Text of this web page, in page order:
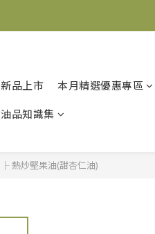
新品上市
本月精選優惠專區
油品知識集
├ 熱炒堅果油(甜杏仁油)